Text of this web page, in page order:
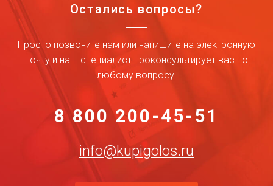
Остались вопросы?
Просто позвоните нам или напишите на электронную
почту и наш специалист проконсультирует вас по
любому вопросу!
8 800 200-45-51
info@kupigolos.ru